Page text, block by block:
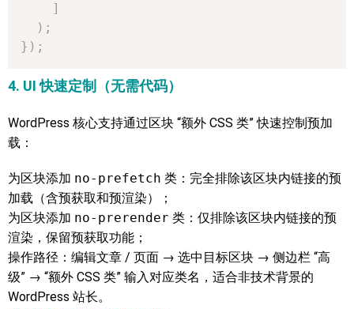
]
) ;
} ) ;
4. UI 快速定制（无需代码）
WordPress 核心支持通过区块 “额外 CSS 类” 快速控制预加
载：
为区块添加 no-prefetch 类：完全排除该区块内链接的预
加载（含预获取和预渲染）；
为区块添加 no-prerender 类：仅排除该区块内链接的预
渲染，保留预获取功能；
操作路径：编辑文章 / 页面 → 选中目标区块 → 侧边栏 “高
级” → “额外 CSS 类” 输入对应类名，适合非技术背景的
WordPress 站长。